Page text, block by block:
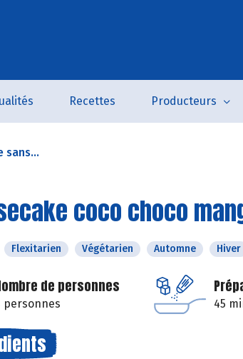
Recettes Producteurs
sans...
coco choco
Flexitarien Végétarien Automne Hiver
de personnes
personnes 45